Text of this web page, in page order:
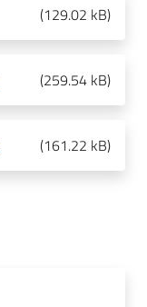
(129.02 kB)
(259.54 kB)
(161.22 kB)